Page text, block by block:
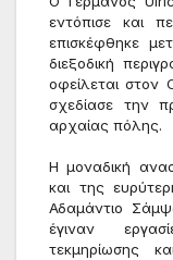
εντόπισε και
επισκέφθηκε
διεξοδική
οφείλεται
σχεδίασε την
αρχαίας πόλης.
Η μοναδική
και της
Αδαμάντιο
έγιναν
τεκμηρίωσης